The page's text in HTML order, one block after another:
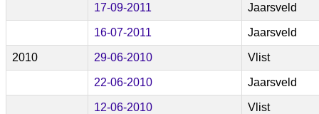
17-09-2011 Jaarsveld
16-07-2011 Jaarsveld
2010 29-06-2010 Vlist
22-06-2010 Jaarsveld
12-06-2010 Vlist